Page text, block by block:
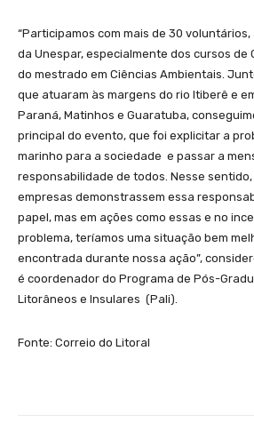
“Participamos com mais de 30
da Unespar, especialmente dos cursos de
do mestrado em Ciências Ambientais.
que atuaram às margens do rio Itiberê e
Paraná, Matinhos e Guaratuba,
principal do evento, que foi explicitar a
marinho para a sociedade e passar a
responsabilidade de todos. Nesse
empresas demonstrassem essa
papel, mas em ações como essas e no
problema, teríamos uma situação bem
encontrada durante nossa ação”,
é coordenador do Programa de Pós-
Litorâneos e Insulares (Pali).
Fonte: Correio do Litoral